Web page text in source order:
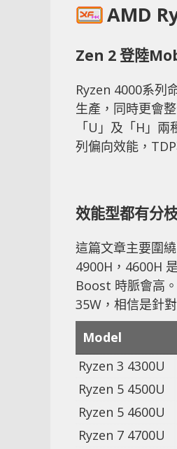
AMD
Zen 2 登陸
Ryzen 4000系列
生產，同時更會
「U」及「H」
列偏向效能，
效能型都有分
這篇文章主要圍
4900H，4600H
Boost 時脈會高
35W，相信是針
Model
Ryzen 3 4300U
Ryzen 5 4500U
Ryzen 5 4600U
Ryzen 7 4700U